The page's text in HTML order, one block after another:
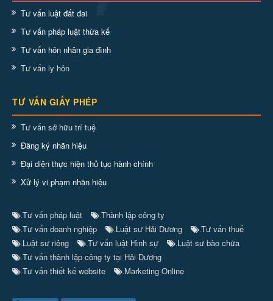
Tư vấn luật đất đai
Tư vấn pháp luật thừa kế
Tư vấn hôn nhân gia đình
Tư vấn ly hôn
TƯ VẤN GIẤY PHÉP
Tư vấn sở hữu trí tuệ
Đăng ký nhãn hiệu
Đại diện thực hiện thủ tục hành chính
Xử lý vi phạm nhãn hiệu
Tư vấn pháp luật Thành lập công ty
Tư vấn doanh nghiệp Luật sư Hải Dương Tư vấn thuế
Luật sư riêng Tư vấn luật Hình sự Luật sư bào chữa
Tư vấn thành lập công ty tại Hải Dương
Tư vấn thiết kế website Marketing Online